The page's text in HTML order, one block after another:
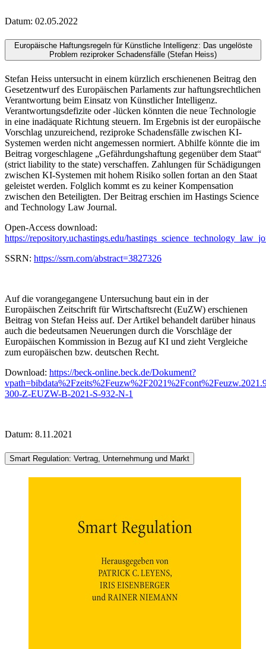
Datum: 02.05.2022
Europäische Haftungsregeln für Künstliche Intelligenz: Das ungelöste
Problem reziproker Schadensfälle (Stefan Heiss)
Stefan Heiss untersucht in einem kürzlich erschienenen Beitrag den
Gesetzentwurf des Europäischen Parlaments zur haftungsrechtlichen
Verantwortung beim Einsatz von Künstlicher Intelligenz.
Verantwortungsdefizite oder -lücken könnten die neue Technologie
in eine inadäquate Richtung steuern. Im Ergebnis ist der europäische
Vorschlag unzureichend, reziproke Schadensfälle zwischen KI-
Systemen werden nicht angemessen normiert. Abhilfe könnte die im
Beitrag vorgeschlagene „Gefährdungshaftung gegenüber dem Staat“
(strict liability to the state) verschaffen. Zahlungen für Schädigungen
zwischen KI-Systemen mit hohem Risiko sollen fortan an den Staat
geleistet werden. Folglich kommt es zu keiner Kompensation
zwischen den Beteiligten. Der Beitrag erschien im Hastings Science
and Technology Law Journal.
Open-Access download:
https://repository.uchastings.edu/
SSRN: https://ssrn.com/abstract=3827326
Auf die vorangegangene Untersuchung baut ein in der
Europäischen Zeitschrift für Wirtschaftsrecht (EuZW) erschienen
Beitrag von Stefan Heiss auf. Der Artikel behandelt darüber hinaus
auch die bedeutsamen Neuerungen durch die Vorschläge der
Europäischen Kommission in Bezug auf KI und zieht Vergleiche
zum europäischen bzw. deutschen Recht.
Download: https://beck-online.beck.de/Dokument?
300-Z-EUZW-B-2021-S-932-N-1
Datum: 8.11.2021
Smart Regulation: Vertrag, Unternehmung und Markt